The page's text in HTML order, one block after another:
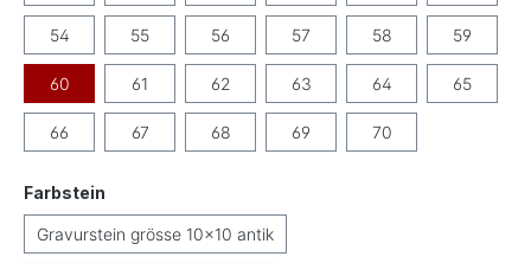
54 55 56 57 58 59
60 61 62 63 64 65
66 67 68 69 70
Farbstein
Gravurstein grösse 10x10 antik